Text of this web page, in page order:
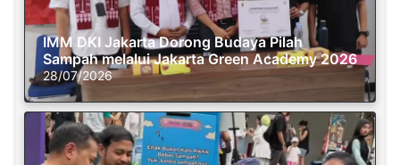
IMM DKI Jakarta Dorong Budaya Pilah
Sampah melalui Jakarta Green Academy 2026
28/07/2026